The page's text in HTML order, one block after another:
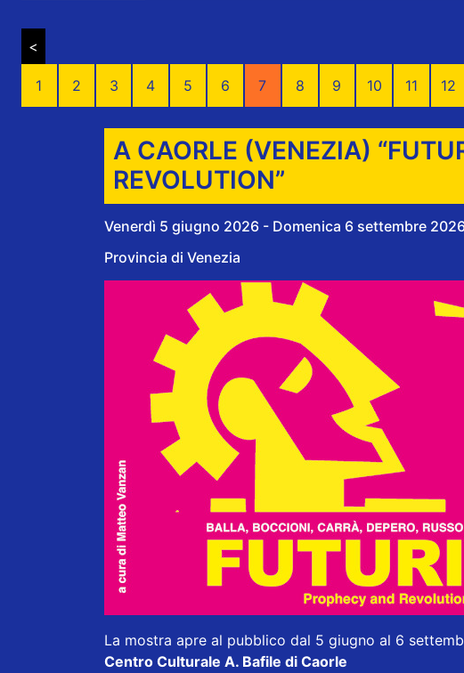
<
1 2 3 4 5 6 7 8 9 10 11 12
A CAORLE (VENEZIA)
REVOLUTION”
Venerdì 5 giugno 2026 - Domenica 6 settembre
Provincia di Venezia
La mostra apre al pubblico dal 5 giugno al 6
Centro Culturale A. Bafile di Caorle